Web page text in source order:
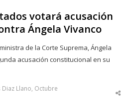
votará acusación
Ángela Vivanco
de la Corte Suprema, Ángela
acusación constitucional en su
Llano, Octubre